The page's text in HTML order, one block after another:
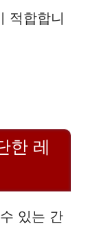
적합합니
한 레
있는 간